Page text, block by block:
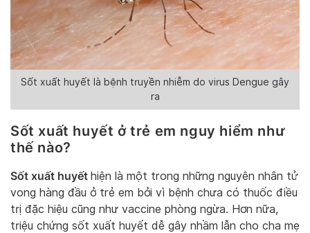
Sốt xuất huyết là bệnh truyền nhiễm do virus Dengue gây
ra
Sốt xuất huyết ở trẻ em nguy hiểm như
thế nào?
Sốt xuất huyết hiện là một trong những nguyên nhân tử
vong hàng đầu ở trẻ em bởi vì bệnh chưa có thuốc điều
trị đặc hiệu cũng như vaccine phòng ngừa. Hơn nữa,
triệu chứng sốt xuất huyết dễ gây nhầm lẫn cho cha mẹ